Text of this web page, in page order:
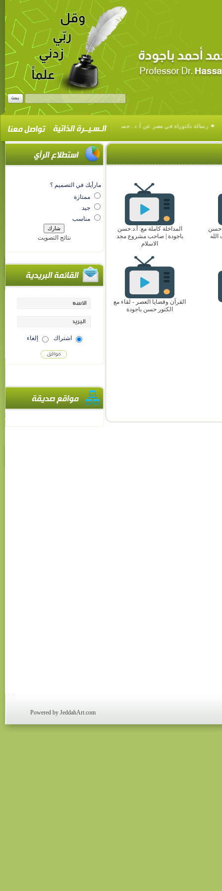
رسالة دكتوراة في مصر عن أ. د . حسن محمد باجودة بعنوان ▪ تهنئة كلية اللغة
الإذاعة ح21 د حسن
المداخلة كاملة مع: أ.د.حسن
باجودة | صاحب مشروع مجد
الاسلام
القرآن وقضايا العصر - لقاء مع
الكتور حسن باجودة
مارأيك في التصميم ؟
ممتازة
جيد
مناسب
نتائج التصويت
اشتراك إلغاء
Powered by JeddahArt.com